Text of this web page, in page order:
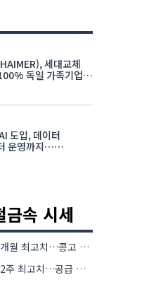
소화기
완속충전기 첫선
산업전
징 산업전
컨벤션센터
세대교체
독일 가족기업
도입, 데이터
운영까지…
속 시세
[비철금속 시황] 구리 6개월 최고치…콩고 수출 규제에 공급 우려 확대
[비철금속 시황] 구리 12주 최고치…공급 부족 우려에 강세